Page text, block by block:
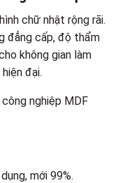
chữ nhật rộng rãi.
đẳng cấp, độ thẩm
không gian làm
đại.
nghiệp MDF
mới 99%.